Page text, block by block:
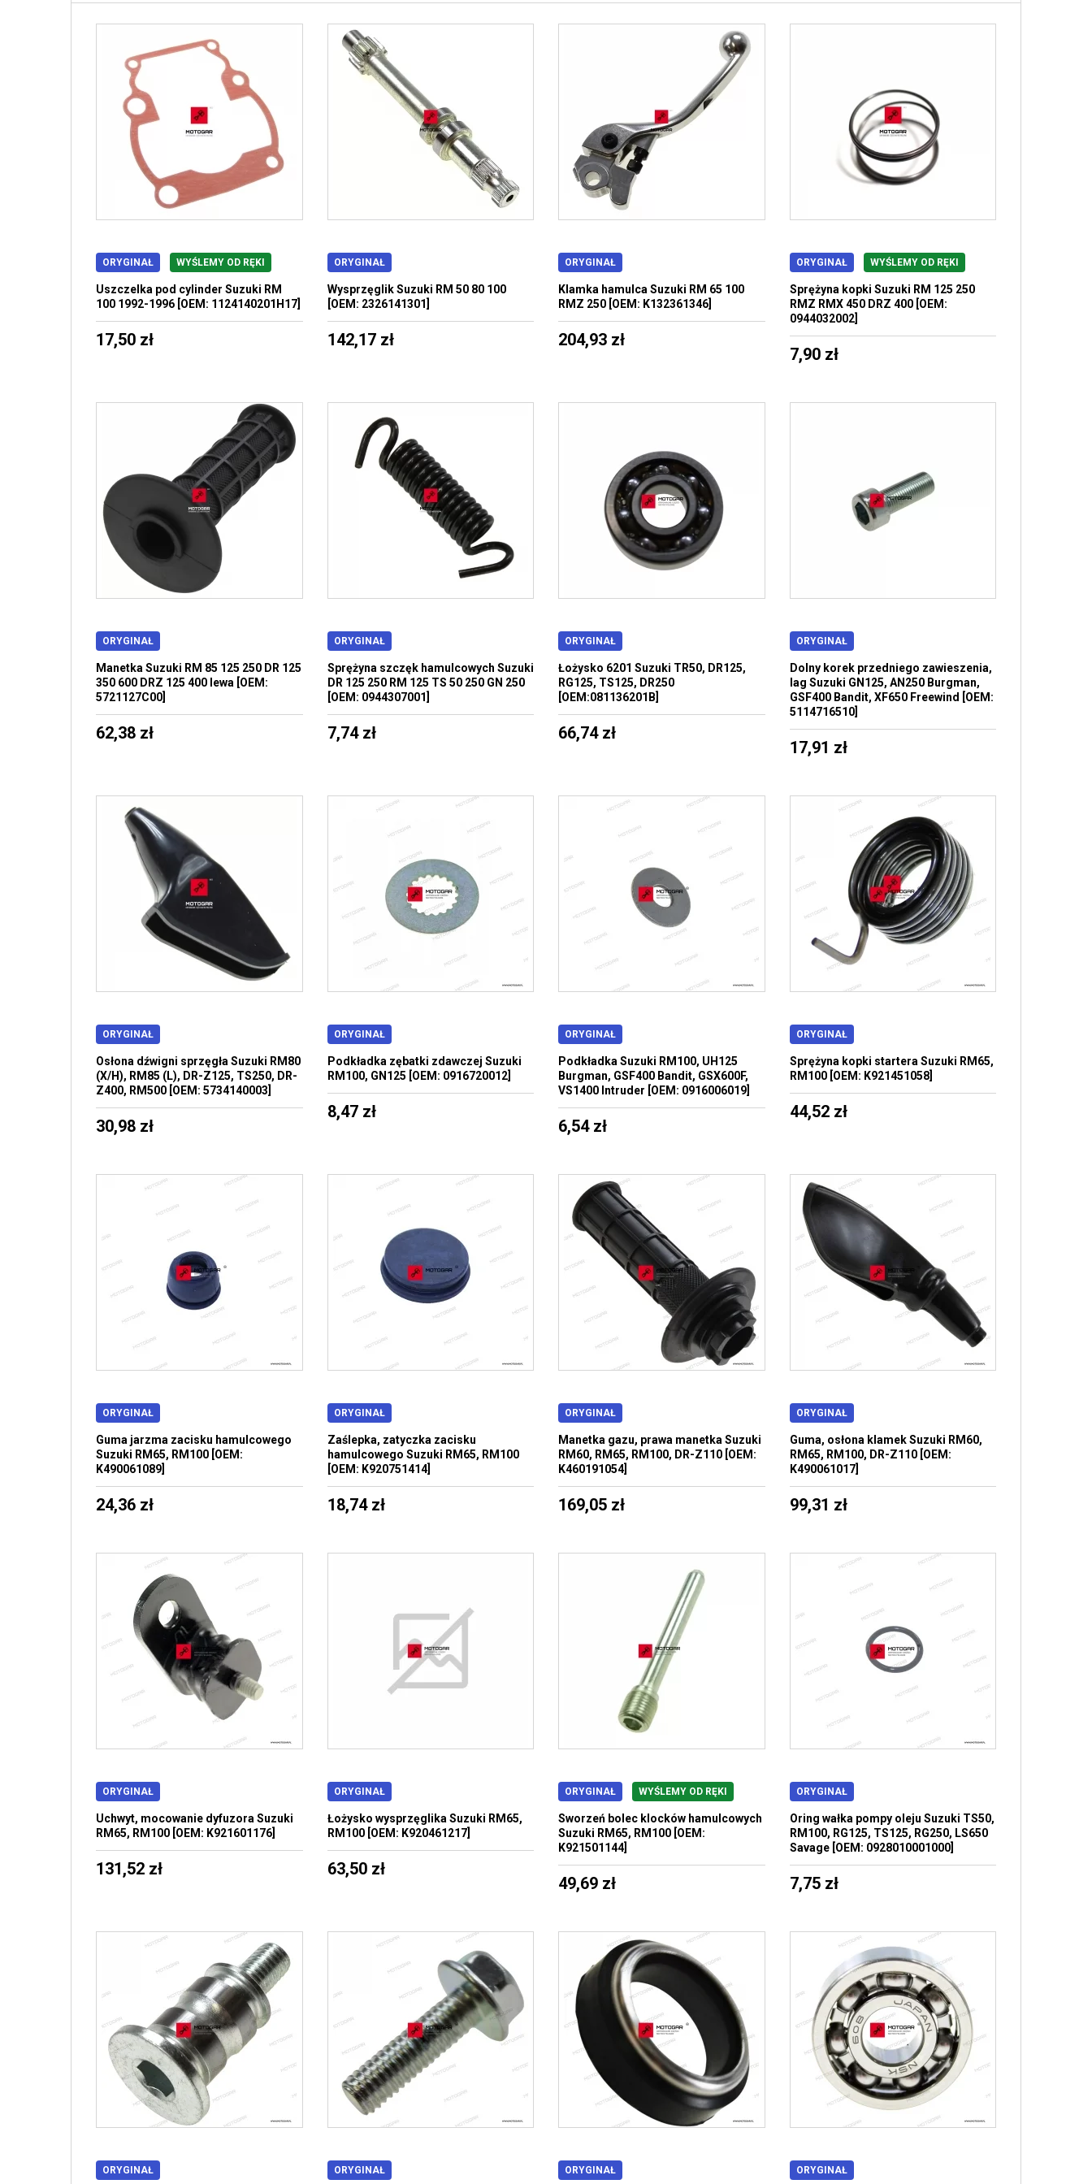
ORYGINAŁ WYŚLEMY OD RĘKI
Uszczelka pod cylinder Suzuki RM
100 1992-1996 [OEM: 1124140201H17]
17,50 zł
ORYGINAŁ
Wysprzęglik Suzuki RM 50 80 100
[OEM: 2326141301]
142,17 zł
ORYGINAŁ
Klamka hamulca Suzuki RM 65 100
RMZ 250 [OEM: K132361346]
204,93 zł
ORYGINAŁ WYŚLEMY OD RĘKI
Sprężyna kopki Suzuki RM 125 250
RMZ RMX 450 DRZ 400 [OEM:
0944032002]
7,90 zł
ORYGINAŁ
Manetka Suzuki RM 85 125 250 DR 125
350 600 DRZ 125 400 lewa [OEM:
5721127C00]
62,38 zł
ORYGINAŁ
Sprężyna szczęk hamulcowych Suzuki
DR 125 250 RM 125 TS 50 250 GN 250
[OEM: 0944307001]
7,74 zł
ORYGINAŁ
Łożysko 6201 Suzuki TR50, DR125,
RG125, TS125, DR250
[OEM:081136201B]
66,74 zł
ORYGINAŁ
Dolny korek przedniego zawieszenia,
lag Suzuki GN125, AN250 Burgman,
GSF400 Bandit, XF650 Freewind [OEM:
5114716510]
17,91 zł
ORYGINAŁ
Osłona dźwigni sprzęgła Suzuki RM80
(X/H), RM85 (L), DR-Z125, TS250, DR-
Z400, RM500 [OEM: 5734140003]
30,98 zł
ORYGINAŁ
Podkładka zębatki zdawczej Suzuki
RM100, GN125 [OEM: 0916720012]
8,47 zł
ORYGINAŁ
Podkładka Suzuki RM100, UH125
Burgman, GSF400 Bandit, GSX600F,
VS1400 Intruder [OEM: 0916006019]
6,54 zł
ORYGINAŁ
Sprężyna kopki startera Suzuki RM65,
RM100 [OEM: K921451058]
44,52 zł
ORYGINAŁ
Guma jarzma zacisku hamulcowego
Suzuki RM65, RM100 [OEM:
K490061089]
24,36 zł
ORYGINAŁ
Zaślepka, zatyczka zacisku
hamulcowego Suzuki RM65, RM100
[OEM: K920751414]
18,74 zł
ORYGINAŁ
Manetka gazu, prawa manetka Suzuki
RM60, RM65, RM100, DR-Z110 [OEM:
K460191054]
169,05 zł
ORYGINAŁ
Guma, osłona klamek Suzuki RM60,
RM65, RM100, DR-Z110 [OEM:
K490061017]
99,31 zł
ORYGINAŁ
Uchwyt, mocowanie dyfuzora Suzuki
RM65, RM100 [OEM: K921601176]
131,52 zł
ORYGINAŁ
Łożysko wysprzęglika Suzuki RM65,
RM100 [OEM: K920461217]
63,50 zł
ORYGINAŁ WYŚLEMY OD RĘKI
Sworzeń bolec klocków hamulcowych
Suzuki RM65, RM100 [OEM:
K921501144]
49,69 zł
ORYGINAŁ
Oring wałka pompy oleju Suzuki TS50,
RM100, RG125, TS125, RG250, LS650
Savage [OEM: 0928010001000]
7,75 zł
ORYGINAŁ ORYGINAŁ ORYGINAŁ ORYGINAŁ